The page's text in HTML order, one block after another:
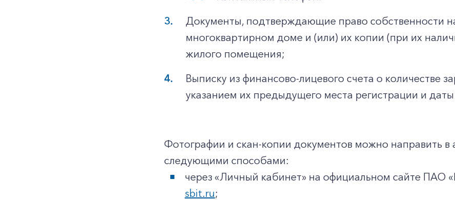
Документы, подтверждающие право собственности
многоквартирном доме и (или) их копии (при их
жилого помещения;
Выписку из финансово-лицевого счета о количестве
указанием их предыдущего места регистрации и
Фотографии и скан-копии документов можно направить
следующими способами:
через «Личный кабинет» на официальном сайте ПАО
sbit.ru;